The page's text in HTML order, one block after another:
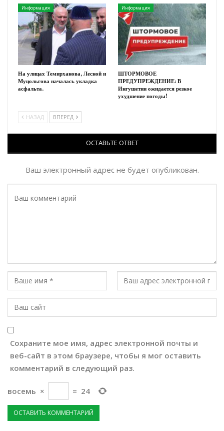
Информация
На улицах Темирханова, Лесной и
Муцольгова началась укладка
асфальта.
Информация
ШТОРМОВОЕ
ПРЕДУПРЕЖДЕНИЕ: В
Ингушетии ожидается резкое
ухудшение погоды!
НАЗАД ВПЕРЕД
ОСТАВЬТЕ ОТВЕТ
Ваш электронный адрес не будет опубликован.
Сохраните мое имя, адрес электронной почты и
веб-сайт в этом браузере, чтобы я мог оставить
комментарий в следующий раз.
восемь × = 24